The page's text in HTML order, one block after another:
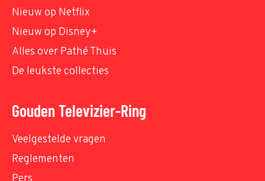
Nieuw op Netflix
Nieuw op Disney+
Alles over Pathé Thuis
De leukste collecties
Gouden Televizier-Ring
Veelgestelde vragen
Reglementen